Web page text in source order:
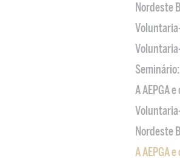
Nordeste
A AEPGA
Nordeste
A AEPGA